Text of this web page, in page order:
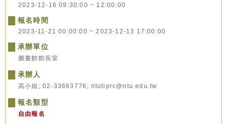
2023-12-16 09:30:00 ~ 12:00:00
報名時間
2023-11-21 00:00:00 ~ 2023-12-13 17:00:00
承辦單位
圖書館館長室
承辦人
高小姐; 02-33663776; ntutiprc@ntu.edu.tw
報名類型
自由報名